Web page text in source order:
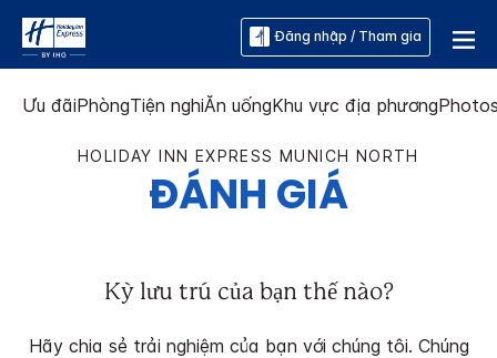
Đăng nhập / Tham gia
Ưu đãiPhòngTiện nghiĂn uốngKhu vực địa phương
HOLIDAY INN EXPRESS MUNICH NORTH
ĐÁNH GIÁ
Kỳ lưu trú của bạn thế nào?
Hãy chia sẻ trải nghiệm của bạn với chúng tôi. Chúng